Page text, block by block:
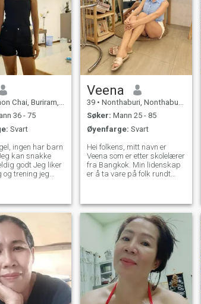
Chai, Buriram, Thailand
36 - 75
Svart
ingen har barn
kan snakke
godt Jeg liker
og trening jeg
lang tid forhold
mann jeg ikke
vet ikke hva jeg
jeg vet ikke hva
Veena
39 • Nonthaburi, Nonthaburi, Thailand
Søker: Mann 25 - 85
Øyenfarge: Svart
Hei folkens, mitt navn er
Veena som er etter skolelærer
fra Bangkok. Min lidenskap
er å ta vare på folk rundt
velvære, mens jeg elsker å
løpe og gjøre kroppen min
passe. Jeg elsker også
shopping og reise